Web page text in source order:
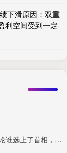
下滑原因：双重
利空间受到一定
凭资网配资 热点前瞻 | 无论谁选上了首相，都难实现长期执政